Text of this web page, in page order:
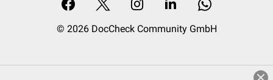
© 2026 DocCheck Community GmbH